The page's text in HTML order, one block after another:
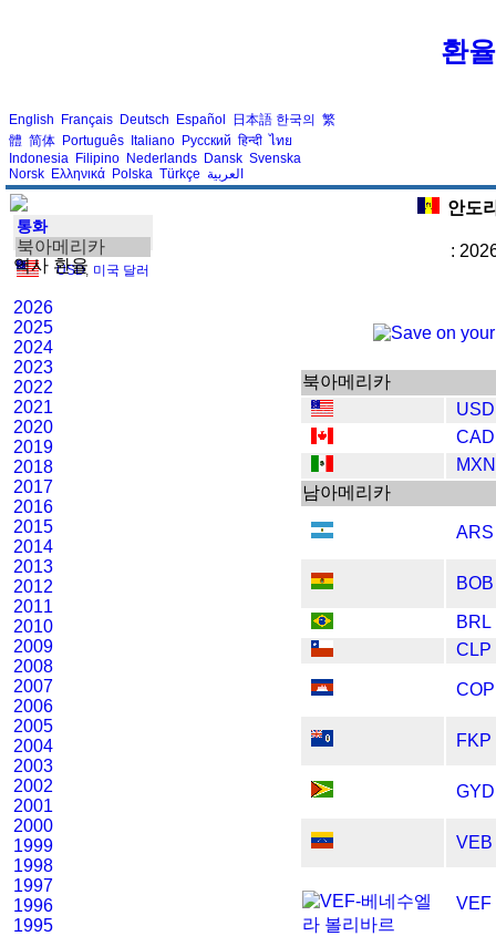
환
English Français Deutsch Español 日本語 한국의 繁
體 简体 Português Italiano Русский हिन्दी ไทย
Indonesia Filipino Nederlands Dansk Svenska
Norsk Ελληνικά Polska Türkçe العربية
통화
북아메리카
USD, 미국 달러
역사 환율
2026
2025
2024
2023
2022
2021
2020
2019
2018
2017
2016
2015
2014
2013
2012
2011
2010
2009
2008
2007
2006
2005
2004
2003
2002
2001
2000
1999
1998
1997
1996
1995
안도
:
북아메리카
USD
CAD
MXN
남아메리카
ARS
BOB
BRL
CLP
COP
FKP
GYD
VEB
VEF